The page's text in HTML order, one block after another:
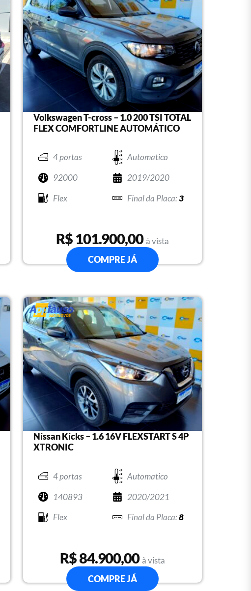
Volkswagen T-cross – 1.0 200 TSI TOTAL
FLEX COMFORTLINE AUTOMÁTICO
4 portas
Automatico
92000
2019/2020
Flex
3
R$ 101.900,00 à vista
COMPRE JÁ
Nissan Kicks – 1.6 16V FLEXSTART S 4P
XTRONIC
4 portas
Automatico
140893
2020/2021
Flex
8
R$ 84.900,00 à vista
COMPRE JÁ